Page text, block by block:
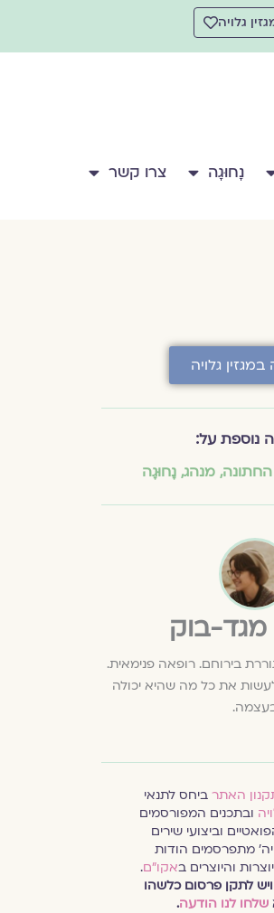
גלויה
נָחוּגָה צרו קשר
גלויה
נוספת על:
החתונה, מנהג, נָחוּגָה
בוק
בירוחם. רופאה פנימאית.
את כל מה שהיא יכולה
האתר ביחס לתנאי
ובתכנים המפורסמים
וביצועי שירים
מתפרסמים הודות
והיוצרים באקו״ם.
לתקן פרסום כלשהו
שלחו לנו הודעה.